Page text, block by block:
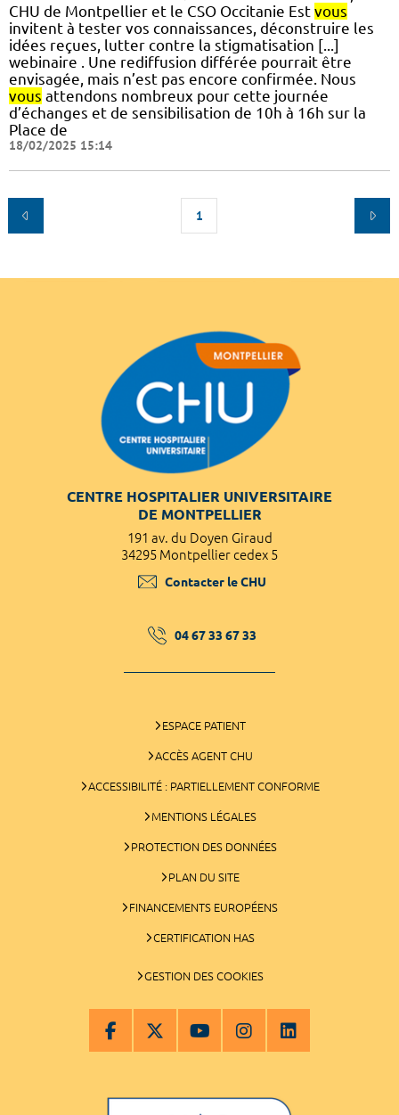
CHU de Montpellier et le CSO Occitanie Est vous
invitent à tester vos connaissances, déconstruire les
idées reçues, lutter contre la stigmatisation [...]
webinaire . Une rediffusion différée pourrait être
envisagée, mais n’est pas encore confirmée. Nous
vous attendons nombreux pour cette journée
d’échanges et de sensibilisation de 10h à 16h sur la
Place de
18/02/2025 15:14
1
CENTRE HOSPITALIER UNIVERSITAIRE
DE MONTPELLIER
191 av. du Doyen Giraud
34295 Montpellier cedex 5
Contacter le CHU
04 67 33 67 33
ESPACE PATIENT
ACCÈS AGENT CHU
ACCESSIBILITÉ : PARTIELLEMENT CONFORME
MENTIONS LÉGALES
PROTECTION DES DONNÉES
PLAN DU SITE
FINANCEMENTS EUROPÉENS
CERTIFICATION HAS
GESTION DES COOKIES